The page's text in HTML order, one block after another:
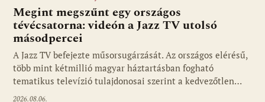
Fotó: media1.hu
Megint megszűnt egy országos
tévécsatorna: videón a Jazz TV utolsó
másodpercei
A Jazz TV befejezte műsorsugárzását. Az országos elérésű,
több mint kétmillió magyar háztartásban fogható
tematikus televízió tulajdonosai szerint a kedvezőtlen…
2026.08.06.